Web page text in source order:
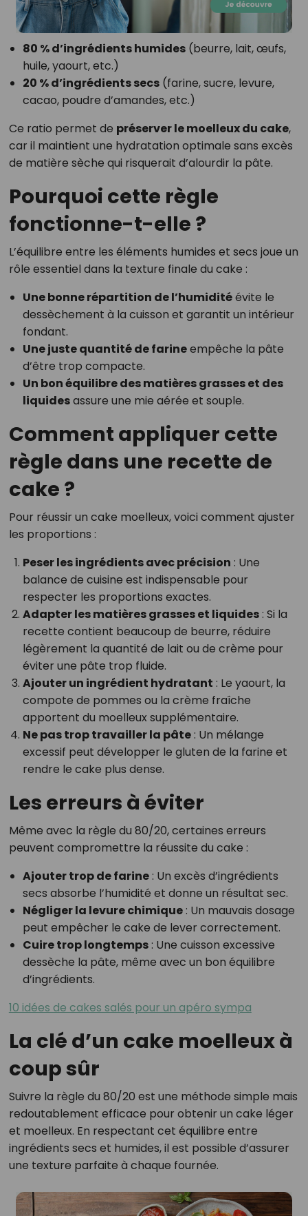
80 % d’ingrédients humides(beurre, lait, œufs,
huile, yaourt, etc.)
20 % d’ingrédients secs(farine, sucre, levure,
cacao, poudre d’amandes, etc.)
Ce ratio permet de préserver le moelleux du cake,
car il maintient une hydratation optimale sans excès
de matière sèche qui risquerait d’alourdir la pâte.
Pourquoi cette règle
fonctionne-t-elle ?
L’équilibre entre les éléments humides et secs joue un
rôle essentiel dans la texture finale du cake :
Une bonne répartition de l’humiditéévite le
dessèchement à la cuisson et garantit un intérieur
fondant.
Une juste quantité de farineempêche la pâte
d’être trop compacte.
Un bon équilibre des matières grasses et des
liquidesassure une mie aérée et souple.
Comment appliquer cette
règle dans une recette de
cake ?
Pour réussir un cake moelleux, voici comment ajuster
les proportions :
Peser les ingrédients avec précision : Une
balance de cuisine est indispensable pour
respecter les proportions exactes.
Adapter les matières grasses et liquides: Si la
recette contient beaucoup de beurre, réduire
légèrement la quantité de lait ou de crème pour
éviter une pâte trop fluide.
Ajouter un ingrédient hydratant : Le yaourt, la
compote de pommes ou la crème fraîche
apportent du moelleux supplémentaire.
Ne pas trop travailler la pâte: Un mélange
excessif peut développer le gluten de la farine et
rendre le cake plus dense.
Les erreurs à éviter
Même avec la règle du 80/20, certaines erreurs
peuvent compromettre la réussite du cake :
Ajouter trop de farine: Un excès d’ingrédients
secs absorbe l’humidité et donne un résultat sec.
Négliger la levure chimique: Un mauvais dosage
peut empêcher le cake de lever correctement.
Cuire trop longtemps: Une cuisson excessive
dessèche la pâte, même avec un bon équilibre
d’ingrédients.
10 idées de cakes salés pour un apéro sympa
La clé d’un cake moelleux à
coup sûr
Suivre la règle du 80/20 est une méthode simple mais
redoutablement efficace pour obtenir un cake léger
et moelleux. En respectant cet équilibre entre
ingrédients secs et humides, il est possible d’assurer
une texture parfaite à chaque fournée.